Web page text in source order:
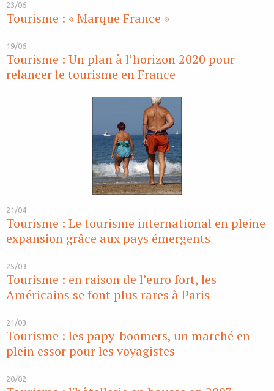
23/06
Tourisme : « Marque France »
19/06
Tourisme : Un plan à l’horizon 2020 pour
relancer le tourisme en France
21/04
Tourisme : Le tourisme international en pleine
expansion grâce aux pays émergents
25/03
Tourisme : en raison de l’euro fort, les
Américains se font plus rares à Paris
21/03
Tourisme : les papy-boomers, un marché en
plein essor pour les voyagistes
20/02